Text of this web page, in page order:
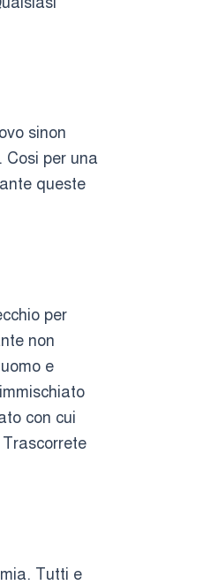
sinon
Cosi per una
queste
per
non
e
con cui
Tutti e